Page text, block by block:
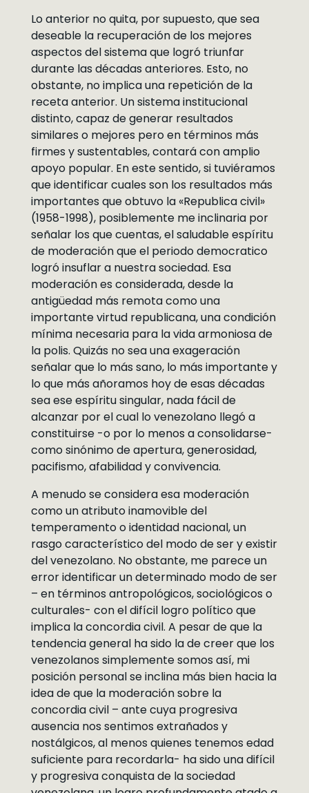
Lo anterior no quita, por supuesto, que sea
deseable la recuperación de los mejores
aspectos del sistema que logró triunfar
durante las décadas anteriores. Esto, no
obstante, no implica una repetición de la
receta anterior. Un sistema institucional
distinto, capaz de generar resultados
similares o mejores pero en términos más
firmes y sustentables, contará con amplio
apoyo popular. En este sentido, si tuviéramos
que identificar cuales son los resultados más
importantes que obtuvo la «Republica civil»
(1958-1998), posiblemente me inclinaria por
señalar los que cuentas, el saludable espíritu
de moderación que el periodo democratico
logró insuflar a nuestra sociedad. Esa
moderación es considerada, desde la
antigüedad más remota como una
importante virtud republicana, una condición
mínima necesaria para la vida armoniosa de
la polis. Quizás no sea una exageración
señalar que lo más sano, lo más importante y
lo que más añoramos hoy de esas décadas
sea ese espíritu singular, nada fácil de
alcanzar por el cual lo venezolano llegó a
constituirse -o por lo menos a consolidarse-
como sinónimo de apertura, generosidad,
pacifismo, afabilidad y convivencia.
A menudo se considera esa moderación
como un atributo inamovible del
temperamento o identidad nacional, un
rasgo característico del modo de ser y existir
del venezolano. No obstante, me parece un
error identificar un determinado modo de ser
– en términos antropológicos, sociológicos o
culturales- con el difícil logro político que
implica la concordia civil. A pesar de que la
tendencia general ha sido la de creer que los
venezolanos simplemente somos así, mi
posición personal se inclina más bien hacia la
idea de que la moderación sobre la
concordia civil – ante cuya progresiva
ausencia nos sentimos extrañados y
nostálgicos, al menos quienes tenemos edad
suficiente para recordarla- ha sido una difícil
y progresiva conquista de la sociedad